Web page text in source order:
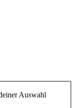
Auswahl